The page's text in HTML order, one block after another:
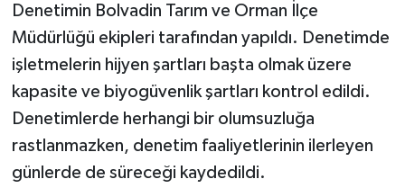
Denetimin Bolvadin Tarım ve Orman İlçe
Müdürlüğü ekipleri tarafından yapıldı. Denetimde
işletmelerin hijyen şartları başta olmak üzere
kapasite ve biyogüvenlik şartları kontrol edildi.
Denetimlerde herhangi bir olumsuzluğa
rastlanmazken, denetim faaliyetlerinin ilerleyen
günlerde de süreceği kaydedildi.